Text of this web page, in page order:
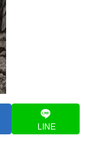
LINE